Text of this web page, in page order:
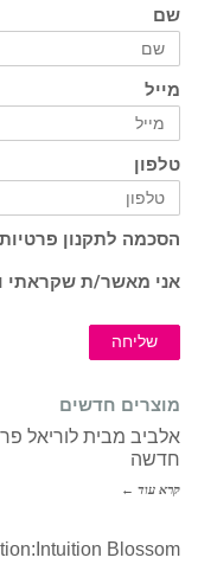
שם
מייל
טלפון
הסכמה לתקנון פרטיות
אני מאשר/ת שקראתי
שליחה
מוצרים חדשים
אלביב מבית לוריאל
חדשה
קרא עוד ←
Blossom